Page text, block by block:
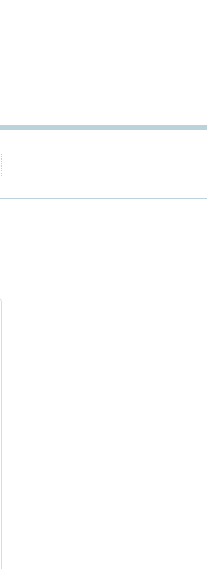
拠点一覧